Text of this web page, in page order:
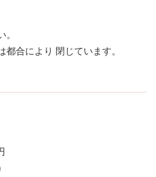
都合により 閉じています。